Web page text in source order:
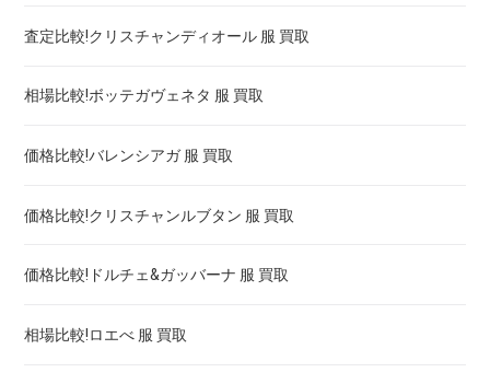
エルメス hウォッチ 買取 ! 高く売るには
エルメス ケープコッド 買取 ! 高く売るには
査定比較!クリスチャンディオール 服 買取
相場比較!ボッテガヴェネタ 服 買取
価格比較!バレンシアガ 服 買取
価格比較!クリスチャンルブタン 服 買取
価格比較!ドルチェ&ガッバーナ 服 買取
相場比較!ロエべ 服 買取